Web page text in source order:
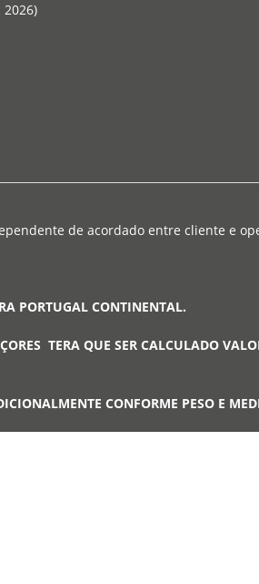
2026)
de acordado entre cliente e
PORTUGAL CONTINENTAL.
TERA QUE SER CALCULADO
CONFORME PESO E